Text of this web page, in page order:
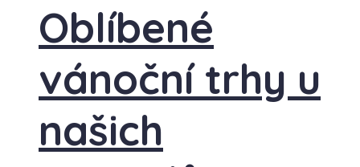
Oblíbené
vánoční trhy u
našich